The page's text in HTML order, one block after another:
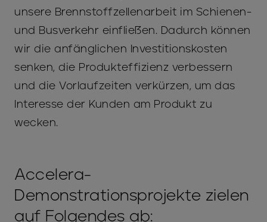
unsere Brennstoffzellenarbeit im Schienen-
und Busverkehr einfließen. Dadurch können
wir die anfänglichen Investitionskosten
senken, die Produkteffizienz verbessern
und die Vorlaufzeiten verkürzen, um das
Interesse der Kunden am Produkt zu
wecken.
Accelera-
Demonstrationsprojekte zielen
auf Folgendes ab: